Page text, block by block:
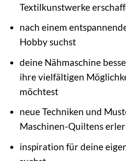
Textilkunstwerke
nach einem
Hobby suchst
deine Nähmaschine
ihre vielfältigen
möchtest
neue Techniken und
Maschinen-Quiltens
inspiration für deine